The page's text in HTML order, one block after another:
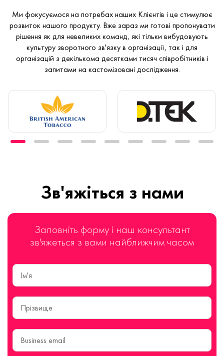
Ми фокусуємося на потребах наших Клієнтів і це стимулює
розвиток нашого продукту. Вже зараз ми готові пропонувати
рішення як для невеликих команд, які тільки вибудовують
культуру зворотного зв'язку в організації, так і для
організацій з декількома десятками тисяч співробітників і
запитами на кастомізовані дослідження.
Зв'яжіться з нами
Заповніть форму і наш консультант
зв'яжеться з вами найближчим часом